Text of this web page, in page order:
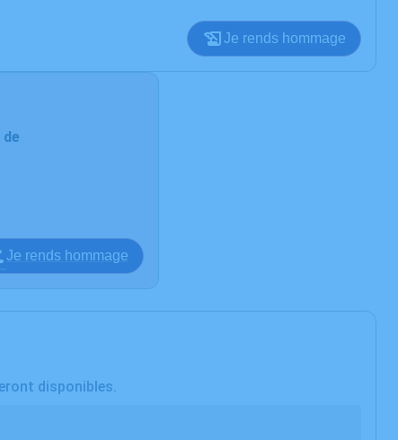
Je rends hommage
Je rends hommage
disponibles.